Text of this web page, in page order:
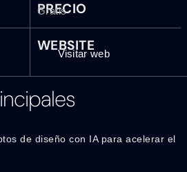
PRECIO
Gratis
WEBSITE
Visitar web
de diseño con IA para acelerar el